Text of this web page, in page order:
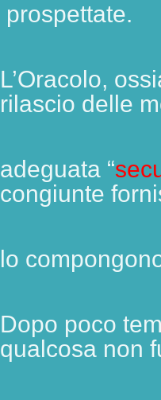
prospettate.
L’Oracolo,
rilascio delle
adeguata “
congiunte
lo
Dopo poco
qualcosa non